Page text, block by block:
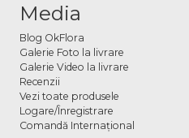
Media
Blog OkFlora
Galerie Foto la livrare
Galerie Video la livrare
Recenzii
Vezi toate produsele
Logare/Înregistrare
Comandă Internațional